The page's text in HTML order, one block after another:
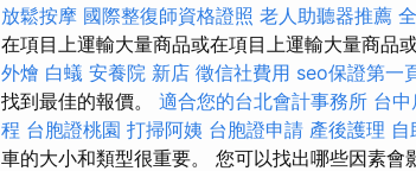
放鬆按摩 國際整復師資格證照 老人助聽器推薦
在項目上運輸大量商品或在項目上運輸大量商品
外燴 白蟻 安養院 新店 徵信社費用 seo保證第一
找到最佳的報價。 適合您的台北會計事務所 台
程 台胞證桃園 打掃阿姨 台胞證申請 產後護理 自
車的大小和類型很重要。 您可以找出哪些因素會